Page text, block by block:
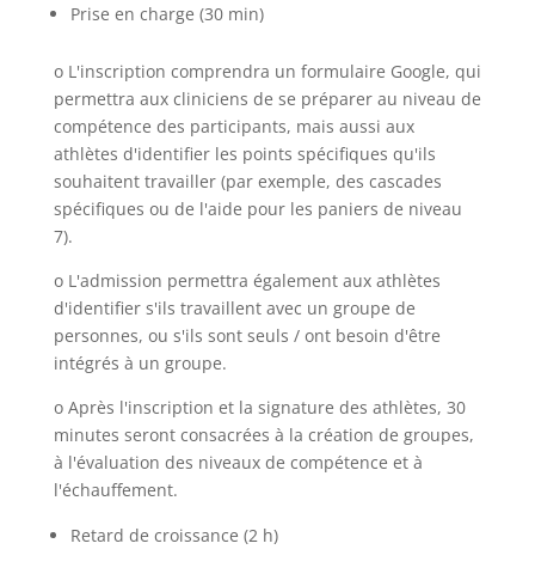
Prise en charge (30 min)
o L'inscription comprendra un formulaire Google, qui
permettra aux cliniciens de se préparer au niveau de
compétence des participants, mais aussi aux
athlètes d'identifier les points spécifiques qu'ils
souhaitent travailler (par exemple, des cascades
spécifiques ou de l'aide pour les paniers de niveau
7).
o L'admission permettra également aux athlètes
d'identifier s'ils travaillent avec un groupe de
personnes, ou s'ils sont seuls / ont besoin d'être
intégrés à un groupe.
o Après l'inscription et la signature des athlètes, 30
minutes seront consacrées à la création de groupes,
à l'évaluation des niveaux de compétence et à
l'échauffement.
Retard de croissance (2 h)